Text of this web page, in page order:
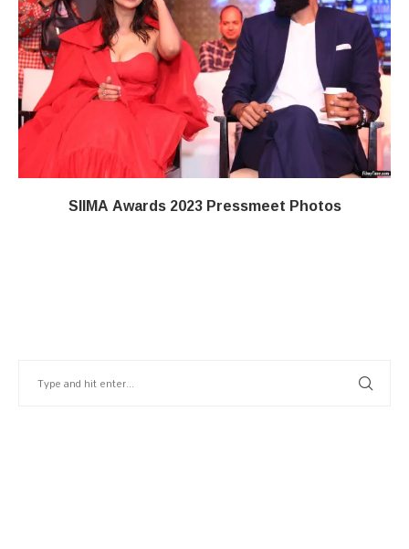
SIIMA Awards 2023 Pressmeet Photos